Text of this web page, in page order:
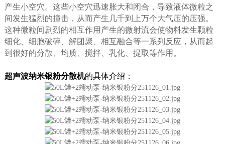
产生小空穴。这些小空穴迅速胀大和闭合，导致液体微粒之
间发生猛烈的撞击，从而产生几千到上万个大气压的压强。
这种微粒间剧烈的相互作用产生的微射流会使物料发生颗粒
细化、细胞破碎、解团聚、相互融合等一系列反应，从而起
到很好的分散、均质、搅拌、乳化、提取等作用。
超声波纳米银粉分散机的具体介绍：